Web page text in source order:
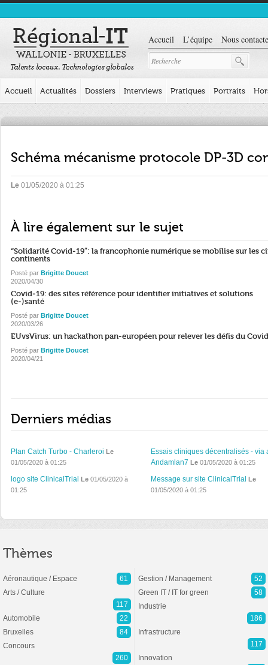
Accueil L’équipe Nous
Accueil Actualités Dossiers Interviews Pratiques Portraits
Schéma mécanisme protocole DP-3D
Le 01/05/2020 à 01:25
À lire également sur le sujet
“Solidarité Covid-19”: la francophonie numérique se mobilise sur les
continents
Posté par Brigitte Doucet
2020/04/30
Covid-19: des sites référence pour identifier initiatives et solutions
(e-)santé
Posté par Brigitte Doucet
2020/03/26
EUvsVirus: un hackathon pan-européen pour relever les défis du
Posté par Brigitte Doucet
2020/04/21
Derniers médias
Plan Catch Turbo - Charleroi Le
01/05/2020 à 01:25
Essais cliniques décentralisés - via
Andamlan7 Le01/05/2020 à 01:25
logo site ClinicalTrial Le 01/05/2020 à
01:25
Message sur site ClinicalTrial Le
01/05/2020 à 01:25
Thèmes
Aéronautique / Espace
61
Arts / Culture
117
Automobile
22
Bruxelles
84
Concours
260
Gestion / Management
52
Green IT / IT for green
58
Industrie
186
Infrastructure
117
Innovation